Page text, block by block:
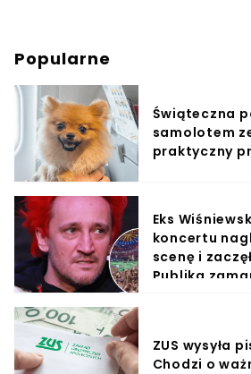
Popularne
Świąteczna
samolotem
praktyczny
Eks
koncertu
scenę i
Publika
ZUS wysyła
Chodzi o